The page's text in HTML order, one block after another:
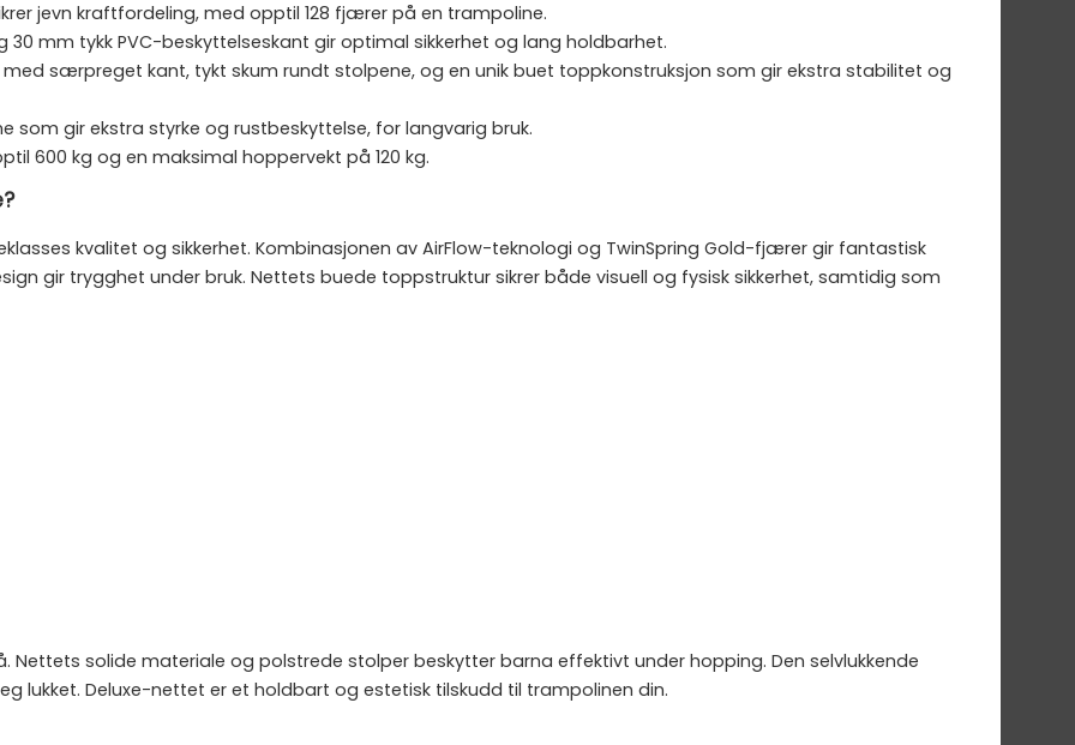
jevn kraftfordeling, med opptil 128 fjærer på en trampoline.
30 mm tykk PVC-beskyttelseskant gir optimal sikkerhet og lang holdbarhet.
med særpreget kant, tykt skum rundt stolpene, og en unik buet toppkonstruksjon som gir ekstra stabilitet og
som gir ekstra styrke og rustbeskyttelse, for langvarig bruk.
600 kg og en maksimal hoppervekt på 120 kg.
kvalitet og sikkerhet. Kombinasjonen av AirFlow-teknologi og TwinSpring Gold-fjærer gir fantastisk
gir trygghet under bruk. Nettets buede toppstruktur sikrer både visuell og fysisk sikkerhet, samtidig som
Nettets solide materiale og polstrede stolper beskytter barna effektivt under hopping. Den selvlukkende
lukket. Deluxe-nettet er et holdbart og estetisk tilskudd til trampolinen din.